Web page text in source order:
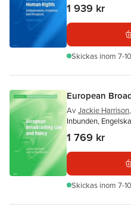
1 939 kr
Skickas inom 7-
European
Av Jackie Harrison,
Inbunden,
1 769 kr
Skickas inom 7-